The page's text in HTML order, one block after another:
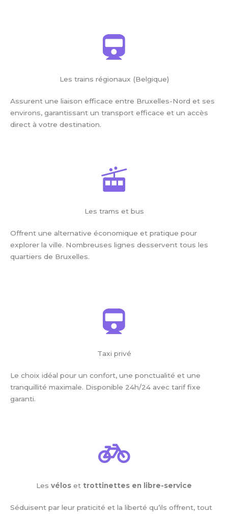
Les trains régionaux (Belgique)
Assurent une liaison efficace entre Bruxelles-Nord et ses
environs, garantissant un transport efficace et un accès
direct à votre destination.
Les trams et bus
Offrent une alternative économique et pratique pour
explorer la ville. Nombreuses lignes desservent tous les
quartiers de Bruxelles.
Taxi privé
Le choix idéal pour un confort, une ponctualité et une
tranquillité maximale. Disponible 24h/24 avec tarif fixe
garanti.
Les vélos et trottinettes en libre-service
Séduisent par leur praticité et la liberté qu’ils offrent, tout